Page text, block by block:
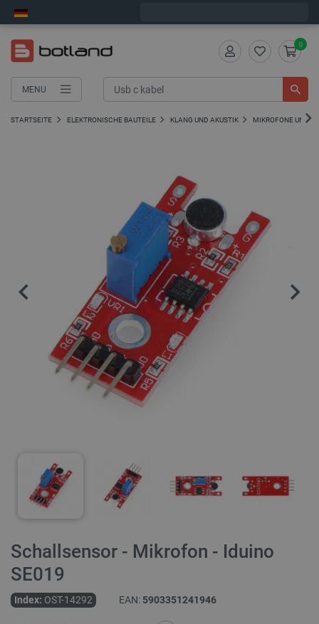
MENU
0
STARTSEITE ELEKTRONISCHE BAUTEILE KLANG UND AKUSTIK MIKROFONE UND
Schallsensor - Mikrofon - Iduino
SE019
Index: OST-14292 EAN: 5903351241946